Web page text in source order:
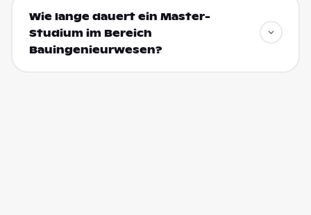
Wie lange dauert ein Master-
Studium im Bereich
Bauingenieurwesen?